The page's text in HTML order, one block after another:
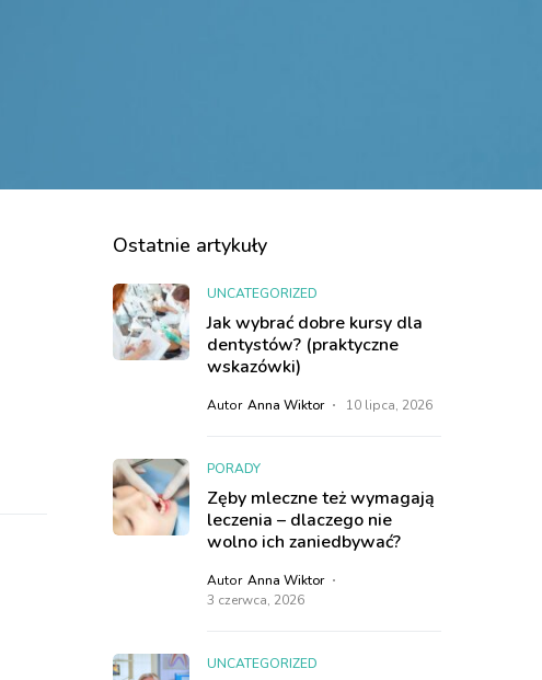
Ostatnie artykuły
UNCATEGORIZED
Jak wybrać dobre kursy dla
dentystów? (praktyczne
wskazówki)
Autor Anna Wiktor 10 lipca, 2026
PORADY
Zęby mleczne też wymagają
leczenia – dlaczego nie
wolno ich zaniedbywać?
Autor Anna Wiktor
3 czerwca, 2026
UNCATEGORIZED